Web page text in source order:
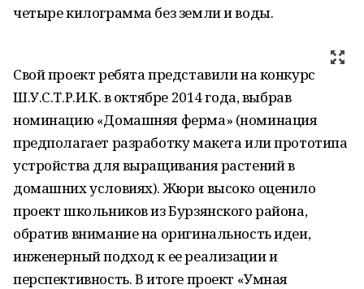
четыре килограмма без земли и воды.
Свой проект ребята представили на конкурс
Ш.У.С.Т.Р.И.К. в октябре 2014 года, выбрав
номинацию «Домашняя ферма» (номинация
предполагает разработку макета или прототипа
устройства для выращивания растений в
домашних условиях). Жюри высоко оценило
проект школьников из Бурзянского района,
обратив внимание на оригинальность идеи,
инженерный подход к ее реализации и
перспективность. В итоге проект «Умная